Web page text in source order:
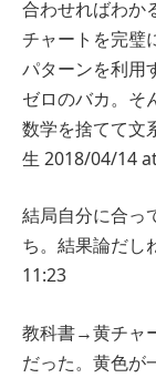
合わせればわか
チャートを完璧
パターンを利用
ゼロのバカ。そ
数学を捨てて文
生 2018/04/14
結局自分に合っ
ち。結果論だし
11:23
教科書→黄チャ
だった。黄色が